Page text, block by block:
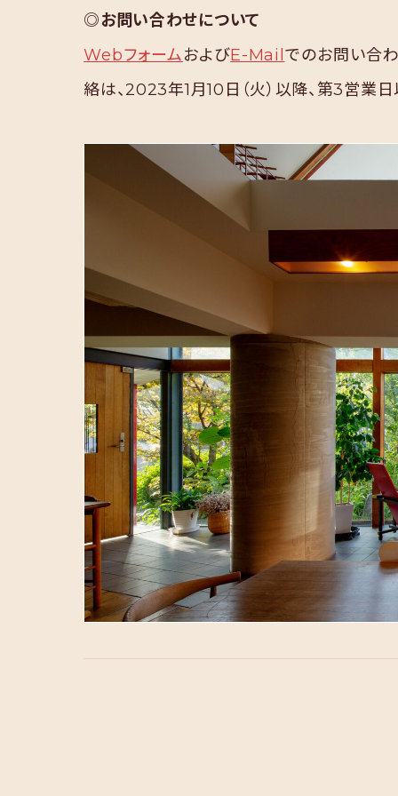
◎お問い合わせについて
WebフォームおよびE-Mail でのお問い合
絡は、2023年1月10日（火）以降、第3営業